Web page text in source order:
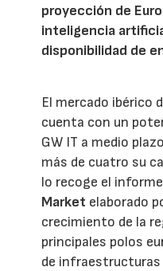
proyección de
inteligencia
disponibilidad de
El mercado ibérico
cuenta con un
GW IT a medio
más de cuatro su
lo recoge el
Market elaborado
crecimiento de la
principales polos
de